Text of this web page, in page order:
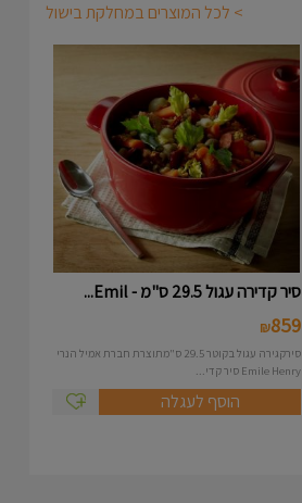
> לכל המוצרים במחלקת בישול
סיר קדירה עגול 29.5 ס"מ - Emil...
859
₪
סירקגירה עגול בקוטר 29.5 ס"מתוצרת חברת אמיל הנרי
Emile Henry סיר קדי...
הוסף לעגלה